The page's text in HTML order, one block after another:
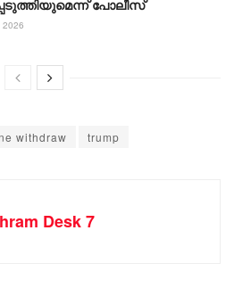
പോലീസ്
2026
withdraw trump
Desk 7